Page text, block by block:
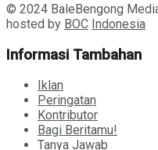
© 2024 BaleBengong
hosted by BOC Indonesia
Informasi Tambahan
Iklan
Peringatan
Kontributor
Bagi Beritamu!
Tanya Jawab